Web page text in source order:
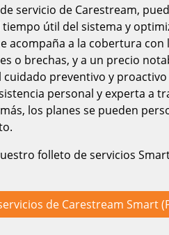
servicio de Carestream,
tiempo útil del sistema y
acompaña a la cobertura
o brechas, y a un precio
cuidado preventivo y
personal y experta a
los planes se pueden
folleto de servicios
de Carestream Smart